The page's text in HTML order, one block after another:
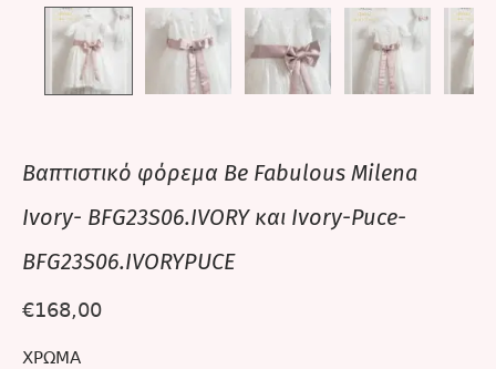
Βαπτιστικό φόρεμα Be Fabulous Milena
Ivory- BFG23S06.IVORY και Ivory-Puce-
BFG23S06.IVORYPUCE
€168,00
ΧΡΏΜΑ